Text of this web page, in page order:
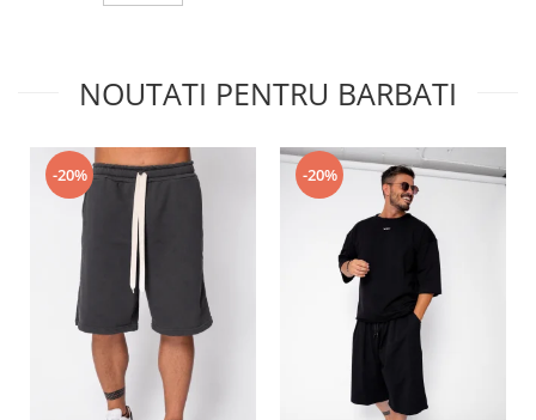
NOUTATI PENTRU BARBATI
-20% -20%